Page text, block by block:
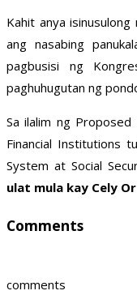
Kahit anya
ang nasabing
pagbusisi ng
paghuhugutan ng
Sa ilalim ng Proposed
Financial Institutions
System at Social
ulat mula kay Cely
Comments
comments